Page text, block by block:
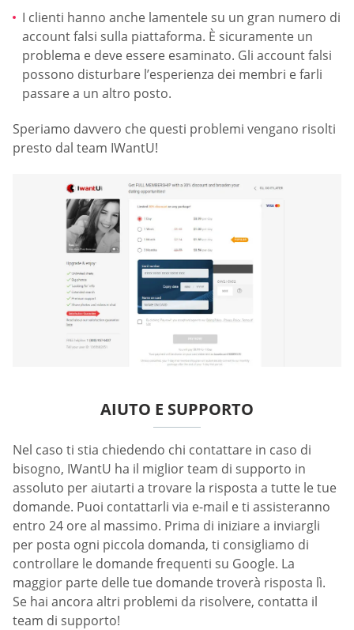
I clienti hanno anche lamentele su un gran numero di
account falsi sulla piattaforma. È sicuramente un
problema e deve essere esaminato. Gli account falsi
possono disturbare l’esperienza dei membri e farli
passare a un altro posto.
Speriamo davvero che questi problemi vengano risolti
presto dal team IWantU!
AIUTO E SUPPORTO
Nel caso ti stia chiedendo chi contattare in caso di
bisogno, IWantU ha il miglior team di supporto in
assoluto per aiutarti a trovare la risposta a tutte le tue
domande. Puoi contattarli via e-mail e ti assisteranno
entro 24 ore al massimo. Prima di iniziare a inviargli
per posta ogni piccola domanda, ti consigliamo di
controllare le domande frequenti su Google. La
maggior parte delle tue domande troverà risposta lì.
Se hai ancora altri problemi da risolvere, contatta il
team di supporto!